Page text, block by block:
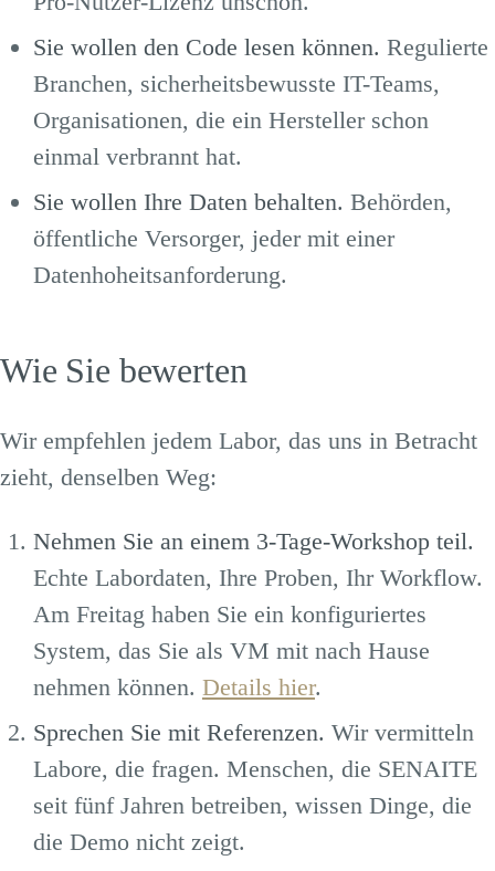
Sie wollen den Code lesen können. Regulierte
Branchen, sicherheitsbewusste IT-Teams,
Organisationen, die ein Hersteller schon
einmal verbrannt hat.
Sie wollen Ihre Daten behalten. Behörden,
öffentliche Versorger, jeder mit einer
Datenhoheitsanforderung.
Wie Sie bewerten
Wir empfehlen jedem Labor, das uns in Betracht
zieht, denselben Weg:
Nehmen Sie an einem 3-Tage-Workshop teil.
Echte Labordaten, Ihre Proben, Ihr Workflow.
Am Freitag haben Sie ein konfiguriertes
System, das Sie als VM mit nach Hause
nehmen können. Details hier.
Sprechen Sie mit Referenzen. Wir vermitteln
Labore, die fragen. Menschen, die SENAITE
seit fünf Jahren betreiben, wissen Dinge, die
die Demo nicht zeigt.